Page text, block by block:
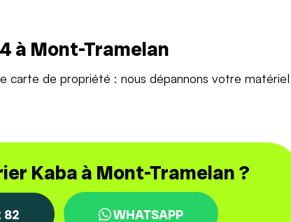
à Mont-Tramelan
carte de propriété : nous dépannons votre matériel
Kaba à Mont-Tramelan ?
82 WHATSAPP